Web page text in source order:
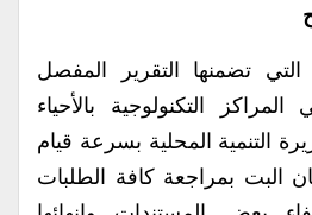
تضمنها التقرير المفصل
التكنولوجية بالأحياء
التنمية المحلية بسرعة قيام
البت بمراجعة كافة الطلبات